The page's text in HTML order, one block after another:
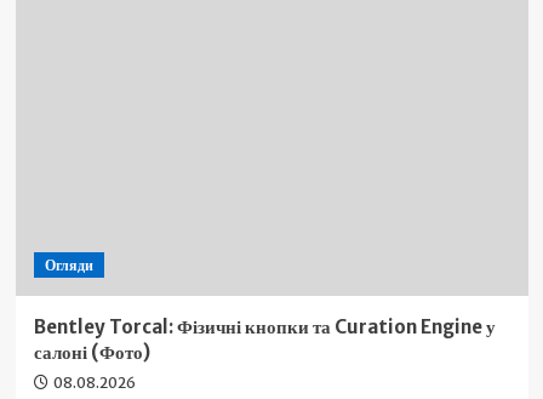
Огляди
Bentley Torcal: Фізичні кнопки та Curation Engine у
салоні (Фото)
08.08.2026